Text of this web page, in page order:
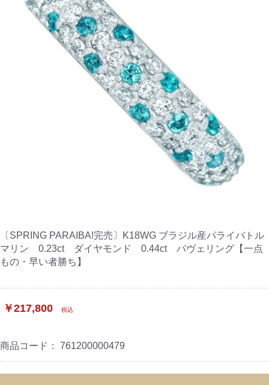
〔SPRING PARAIBA!完売〕K18WG ブラジル産パライバトル
マリン 0.23ct ダイヤモンド 0.44ct パヴェリング【一点
もの・早い者勝ち】
￥217,800 税込
商品コード： 761200000479